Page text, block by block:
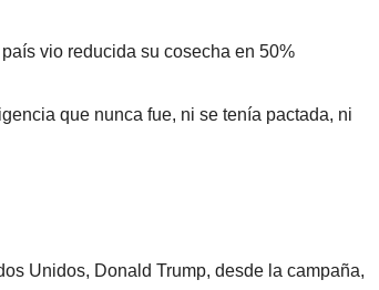
vio reducida su cosecha en 50%
que nunca fue, ni se tenía pactada, ni
Unidos, Donald Trump, desde la campaña,